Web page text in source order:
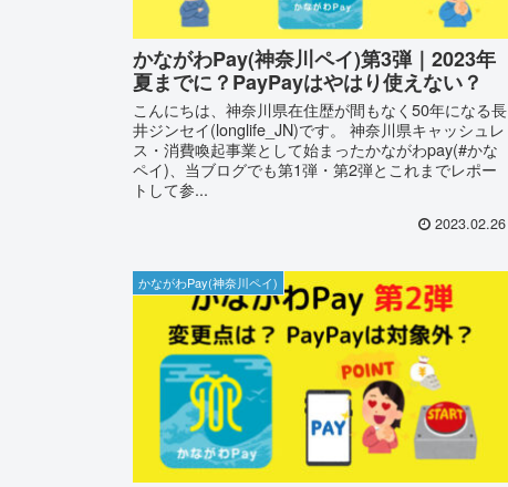
かながわPay(神奈川ペイ)第3弾｜2023年
夏までに？PayPayはやはり使えない？
こんにちは、神奈川県在住歴が間もなく50年になる長
井ジンセイ(longlife_JN)です。 神奈川県キャッシュレ
ス・消費喚起事業として始まったかながわpay(#かな
ペイ)、当ブログでも第1弾・第2弾とこれまでレポー
トして参...
2023.02.26
かながわPay(神奈川ペイ)